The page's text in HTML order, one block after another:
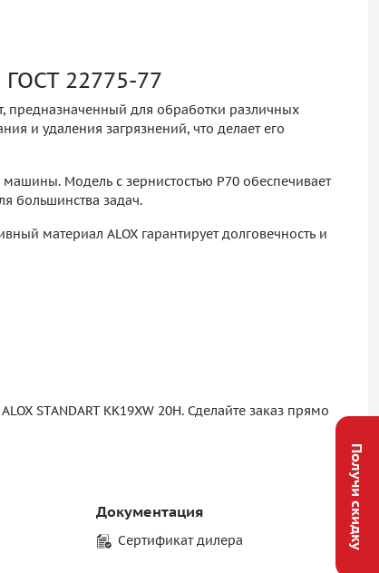
ГОСТ 22775-77
предназначенный для обработки различных
и удаления загрязнений, что делает его
Модель с зернистостью P70 обеспечивает
большинства задач.
материал ALOX гарантирует долговечность и
STANDART KK19XW 20H. Сделайте заказ прямо
Документация
Сертификат дилера Получи скидку